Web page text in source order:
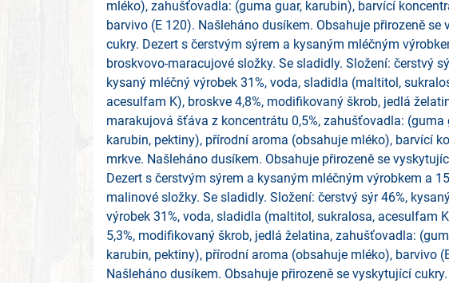
mléko), zahušťovadla: (guma guar, karubin), barvící
barvivo (E 120). Našleháno dusíkem. Obsahuje přirozeně se
cukry. Dezert s čerstvým sýrem a kysaným mléčným
broskvovo-maracujové složky. Se sladidly. Složení: čerstvý
kysaný mléčný výrobek 31%, voda, sladidla (maltitol,
acesulfam K), broskve 4,8%, modifikovaný škrob, jedlá
marakujová šťáva z koncentrátu 0,5%, zahušťovadla: (guma
karubin, pektiny), přírodní aroma (obsahuje mléko), barvící
mrkve. Našleháno dusíkem. Obsahuje přirozeně se
Dezert s čerstvým sýrem a kysaným mléčným výrobkem a
malinové složky. Se sladidly. Složení: čerstvý sýr 46%,
výrobek 31%, voda, sladidla (maltitol, sukralosa, acesulfam
5,3%, modifikovaný škrob, jedlá želatina, zahušťovadla:
karubin, pektiny), přírodní aroma (obsahuje mléko), barvivo
Našleháno dusíkem. Obsahuje přirozeně se vyskytující cukry.